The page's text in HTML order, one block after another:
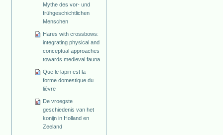
Mythe des vor- und
frühgeschichtlichen
Menschen
Hares with crossbows:
integrating physical and
conceptual approaches
towards medieval fauna
Que le lapin est la
forme domestique du
lièvre
De vroegste
geschiedenis van het
konijn in Holland en
Zeeland